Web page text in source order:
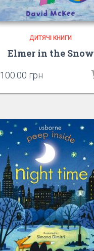
ДИТЯЧІ КНИГИ
Elmer in the Snow
100.00 грн